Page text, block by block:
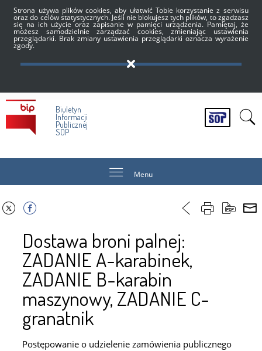
Strona używa plików cookies, aby ułatwić Tobie korzystanie z serwisu
oraz do celów statystycznych. Jeśli nie blokujesz tych plików, to zgadzasz
się na ich użycie oraz zapisanie w pamięci urządzenia. Pamiętaj, że
możesz samodzielnie zarządzać cookies, zmieniając ustawienia
przeglądarki. Brak zmiany ustawienia przeglądarki oznacza wyrażenie
zgody.
Biuletyn
Informacji
Publicznej
SOP
Menu
Dostawa broni palnej:
ZADANIE A-karabinek,
ZADANIE B-karabin
maszynowy, ZADANIE C-
granatnik
Postępowanie o udzielenie zamówienia publicznego